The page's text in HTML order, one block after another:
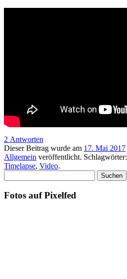
2 Antworten
Dieser Beitrag wurde am 17. Mai 2017
Allgemein veröffentlicht. Schlagwörter:
Timelapse, Video.
nach:
Fotos auf Pixelfed